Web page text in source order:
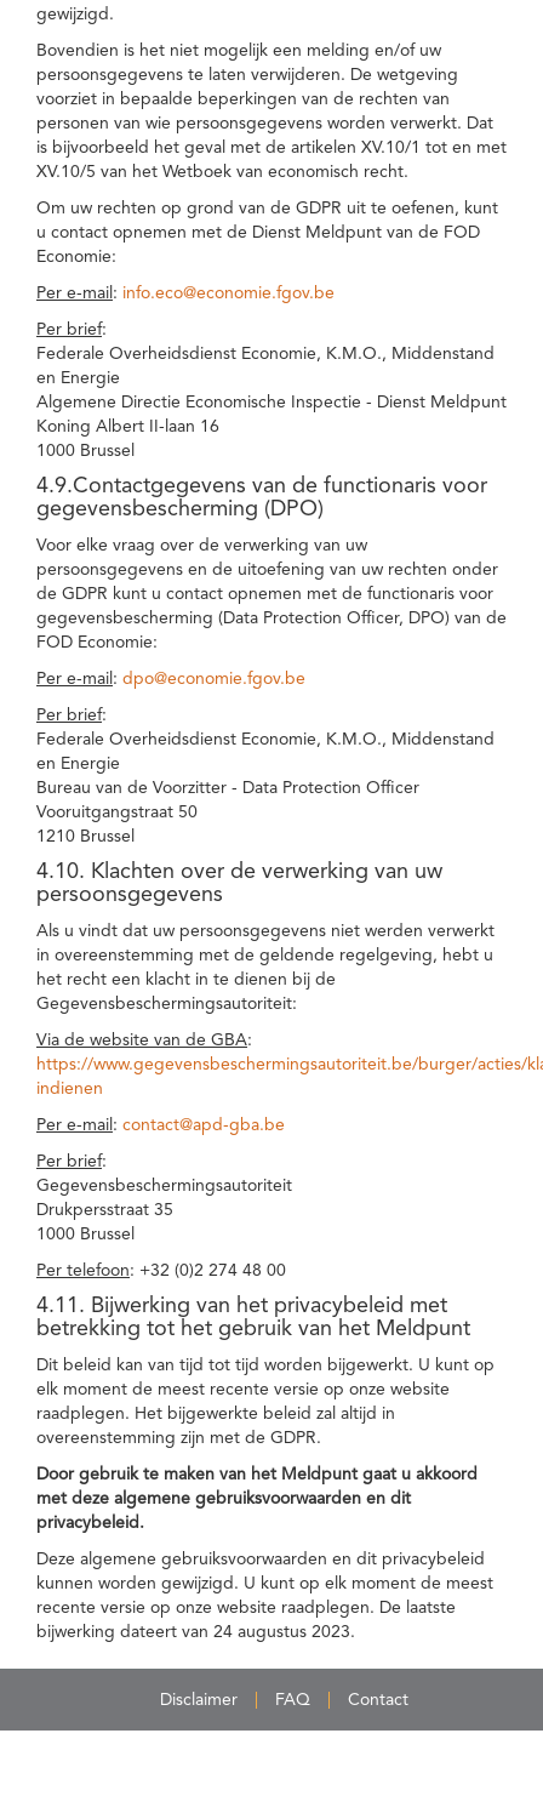
gewijzigd.
Bovendien is het niet mogelijk een melding en/of uw
persoonsgegevens te laten verwijderen. De wetgeving
voorziet in bepaalde beperkingen van de rechten van
personen van wie persoonsgegevens worden verwerkt. Dat
is bijvoorbeeld het geval met de artikelen XV.10/1 tot en met
XV.10/5 van het Wetboek van economisch recht.
Om uw rechten op grond van de GDPR uit te oefenen, kunt
u contact opnemen met de Dienst Meldpunt van de FOD
Economie:
Per e-mail : info.eco@economie.fgov.be
Per brief:
Federale Overheidsdienst Economie, K.M.O., Middenstand
en Energie
Algemene Directie Economische Inspectie - Dienst Meldpunt
Koning Albert II-laan 16
1000 Brussel
4.9.Contactgegevens van de functionaris voor
gegevensbescherming (DPO)
Voor elke vraag over de verwerking van uw
persoonsgegevens en de uitoefening van uw rechten onder
de GDPR kunt u contact opnemen met de functionaris voor
gegevensbescherming (Data Protection Officer, DPO) van de
FOD Economie:
Per e-mail : dpo@economie.fgov.be
Per brief:
Federale Overheidsdienst Economie, K.M.O., Middenstand
en Energie
Bureau van de Voorzitter - Data Protection Officer
Vooruitgangstraat 50
1210 Brussel
4.10. Klachten over de verwerking van uw
persoonsgegevens
Als u vindt dat uw persoonsgegevens niet werden verwerkt
in overeenstemming met de geldende regelgeving, hebt u
het recht een klacht in te dienen bij de
Gegevensbeschermingsautoriteit:
Via de website van de GBA:
https://www.gegevensbeschermingsautoriteit.be/burger/acties/
indienen
Per e-mail : contact@apd-gba.be
Per brief:
Gegevensbeschermingsautoriteit
Drukpersstraat 35
1000 Brussel
Per telefoon: +32 (0)2 274 48 00
4.11. Bijwerking van het privacybeleid met
betrekking tot het gebruik van het Meldpunt
Dit beleid kan van tijd tot tijd worden bijgewerkt. U kunt op
elk moment de meest recente versie op onze website
raadplegen. Het bijgewerkte beleid zal altijd in
overeenstemming zijn met de GDPR.
Door gebruik te maken van het Meldpunt gaat u akkoord
met deze algemene gebruiksvoorwaarden en dit
privacybeleid.
Deze algemene gebruiksvoorwaarden en dit privacybeleid
kunnen worden gewijzigd. U kunt op elk moment de meest
recente versie op onze website raadplegen. De laatste
bijwerking dateert van 24 augustus 2023.
Disclaimer FAQ Contact